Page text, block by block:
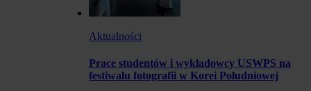
Aktualności
Prace studentów i wykładowcy USWPS na
festiwalu fotografii w Korei Południowej